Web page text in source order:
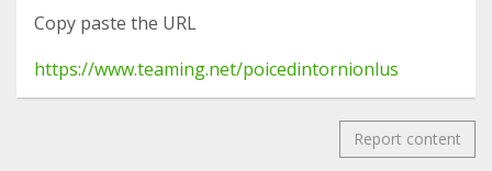
Copy paste the URL
https://www.teaming.net/poicedintornionlus
Report content